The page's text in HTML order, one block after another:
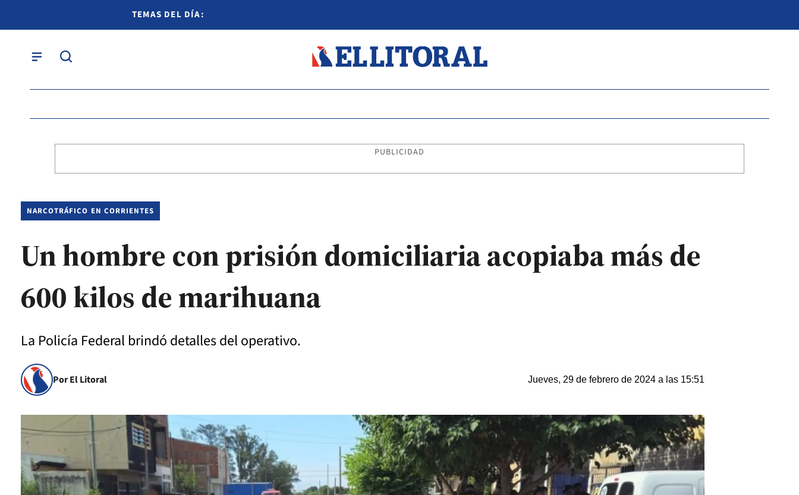
TEMAS DEL DÍA:
PUBLICIDAD
NARCOTRÁFICO EN CORRIENTES
Un hombre con prisión domiciliaria acopiaba más de
600 kilos de marihuana
La Policía Federal brindó detalles del operativo.
Por El Litoral Jueves, 29 de febrero de 2024 a las 15:51